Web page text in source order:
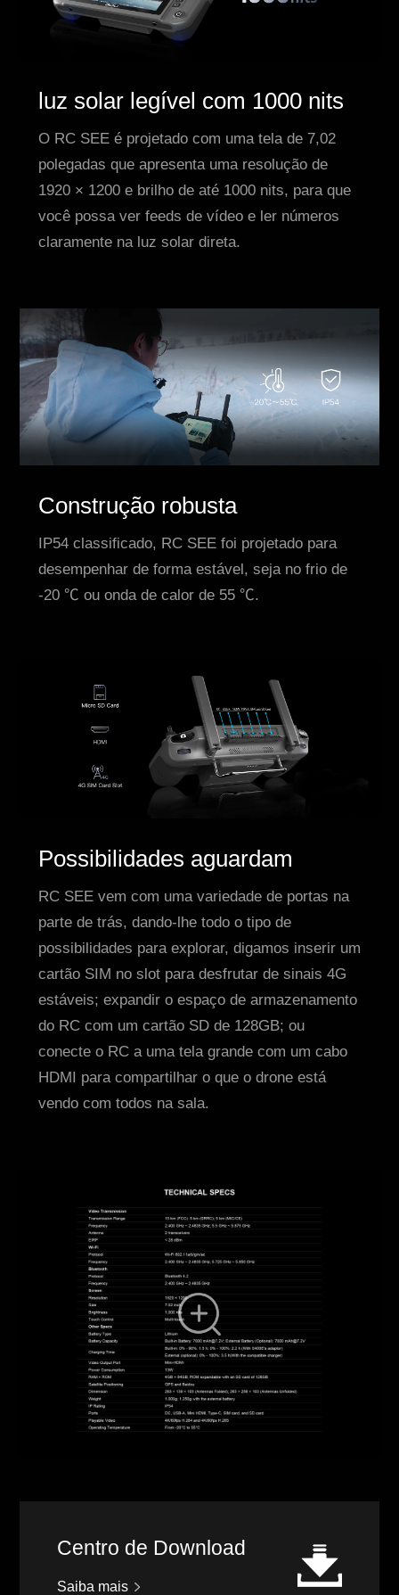
luz solar legível com 1000 nits
O RC SEE é projetado com uma tela de 7,02
polegadas que apresenta uma resolução de
1920 × 1200 e brilho de até 1000 nits, para que
você possa ver feeds de vídeo e ler números
claramente na luz solar direta.
Construção robusta
IP54 classificado, RC SEE foi projetado para
desempenhar de forma estável, seja no frio de
-20 ℃ ou onda de calor de 55 ℃.
Possibilidades aguardam
RC SEE vem com uma variedade de portas na
parte de trás, dando-lhe todo o tipo de
possibilidades para explorar, digamos inserir um
cartão SIM no slot para desfrutar de sinais 4G
estáveis; expandir o espaço de armazenamento
do RC com um cartão SD de 128GB; ou
conecte o RC a uma tela grande com um cabo
HDMI para compartilhar o que o drone está
vendo com todos na sala.
Centro de Download
Saiba mais